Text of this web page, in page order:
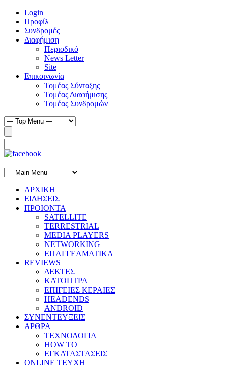
Login
Προφίλ
Συνδρομές
Διαφήμιση
Περιοδικό
News Letter
Site
Επικοινωνία
Τομέας Σύνταξης
Τομέας Διαφήμισης
Τομέας Συνδρομών
ΑΡΧΙΚΗ
ΕΙΔΗΣΕΙΣ
ΠΡΟΙΟΝΤΑ
SATELLITE
TERRESTRIAL
MEDIA PLAYERS
NETWORKING
ΕΠΑΓΓΕΛΜΑΤΙΚΑ
REVIEWS
ΔΕΚΤΕΣ
ΚΑΤΟΠΤΡΑ
ΕΠΙΓΕΙΕΣ ΚΕΡΑΙΕΣ
HEADENDS
ANDROID
ΣΥΝΕΝΤΕΥΞΕΙΣ
ΑΡΘΡΑ
ΤΕΧΝΟΛΟΓΙΑ
HOW TO
ΕΓΚΑΤΑΣΤΑΣΕΙΣ
ONLINE TEYXH